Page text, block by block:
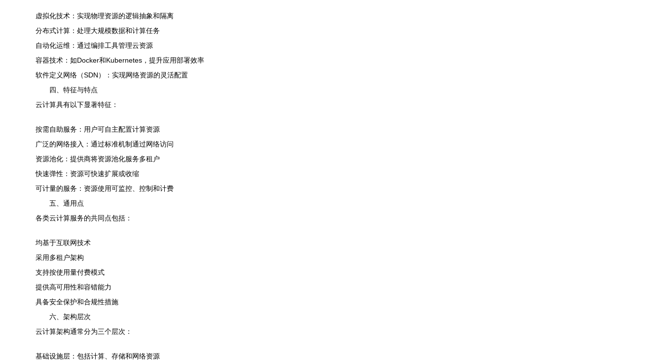
虚拟化技术：实现物理资源的逻辑抽象和隔离
分布式计算：处理大规模数据和计算任务
自动化运维：通过编排工具管理云资源
容器技术：如Docker和Kubernetes，提升应用部署效率
软件定义网络（SDN）：实现网络资源的灵活配置
四、特征与特点
云计算具有以下显著特征：
按需自助服务：用户可自主配置计算资源
广泛的网络接入：通过标准机制通过网络访问
资源池化：提供商将资源池化服务多租户
快速弹性：资源可快速扩展或收缩
可计量的服务：资源使用可监控、控制和计费
五、通用点
各类云计算服务的共同点包括：
均基于互联网技术
采用多租户架构
支持按使用量付费模式
提供高可用性和容错能力
具备安全保护和合规性措施
六、架构层次
云计算架构通常分为三个层次：
基础设施层：包括计算、存储和网络资源